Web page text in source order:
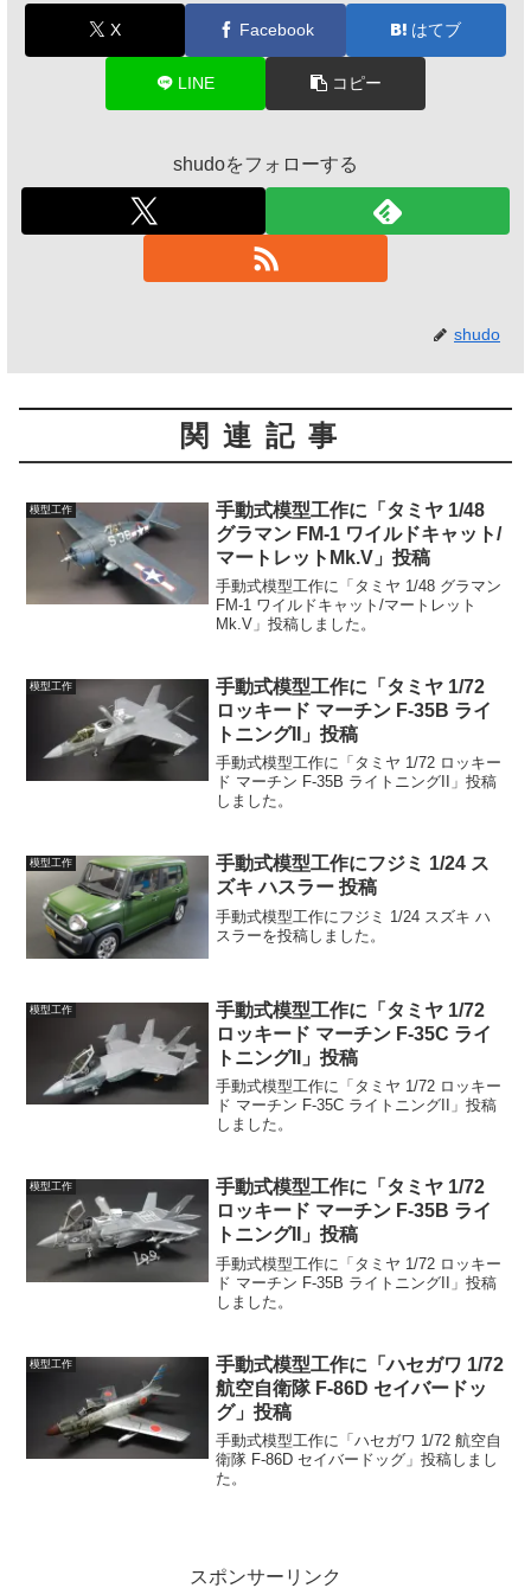
X Facebook はてブ
LINE コピー
shudoをフォローする
shudo
関連記事
模型工作
手動式模型工作に「タミヤ 1/48
グラマン FM-1 ワイルドキャット/
マートレットMk.V」投稿
手動式模型工作に「タミヤ 1/48 グラマン
FM-1 ワイルドキャット/マートレット
Mk.V」投稿しました。
模型工作
手動式模型工作に「タミヤ 1/72
ロッキード マーチン F-35B ライ
トニングII」投稿
手動式模型工作に「タミヤ 1/72 ロッキー
ド マーチン F-35B ライトニングII」投稿
しました。
模型工作
手動式模型工作にフジミ 1/24 ス
ズキ ハスラー 投稿
手動式模型工作にフジミ 1/24 スズキ ハ
スラーを投稿しました。
模型工作
手動式模型工作に「タミヤ 1/72
ロッキード マーチン F-35C ライ
トニングII」投稿
手動式模型工作に「タミヤ 1/72 ロッキー
ド マーチン F-35C ライトニングII」投稿
しました。
模型工作
手動式模型工作に「タミヤ 1/72
ロッキード マーチン F-35B ライ
トニングII」投稿
手動式模型工作に「タミヤ 1/72 ロッキー
ド マーチン F-35B ライトニングII」投稿
しました。
模型工作
手動式模型工作に「ハセガワ 1/72
航空自衛隊 F-86D セイバードッ
グ」投稿
手動式模型工作に「ハセガワ 1/72 航空自
衛隊 F-86D セイバードッグ」投稿しまし
た。
スポンサーリンク